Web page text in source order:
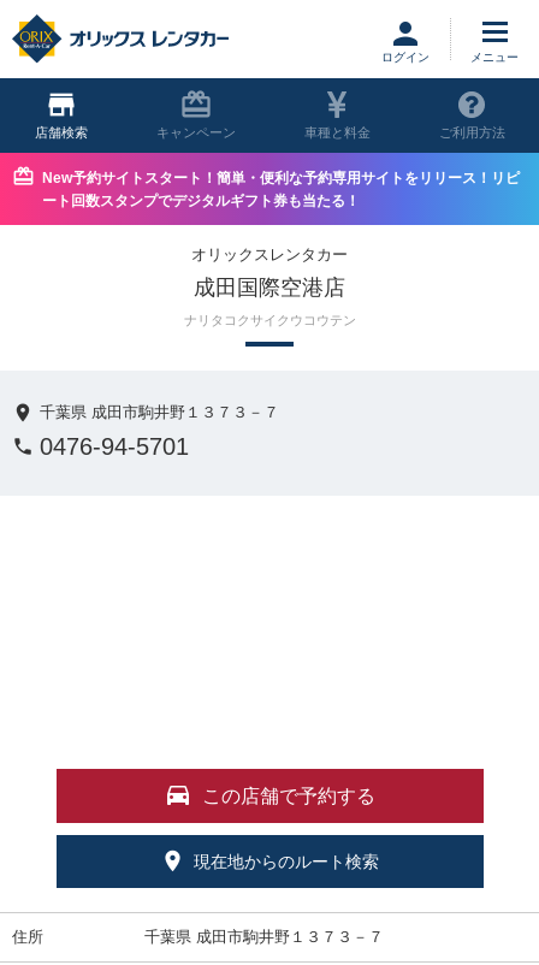
ログイン
店舗 キャンペーン 車種と料金 ご利用方法
New予約サイトスタート！簡単・便利な予約専用サイトをリリース！リピ
ート回数スタンプでデジタルギフト券も当たる！
オリックスレンタカー
成田国際空港店
ナリタコクサイクウコウテン
千葉県 成田市駒井野１３７３－７
0476-94-5701
この店舗で予約する
現在地からのルート検索
住所 千葉県 成田市駒井野１３７３－７